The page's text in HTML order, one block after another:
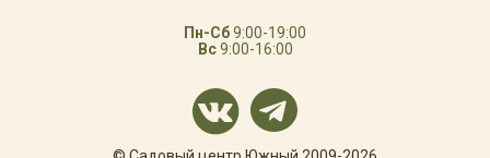
Пн-Сб9:00-19:00
Вс9:00-16:00